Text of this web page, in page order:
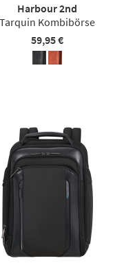
Harbour 2nd
Tarquin Kombibörse
59,95 €